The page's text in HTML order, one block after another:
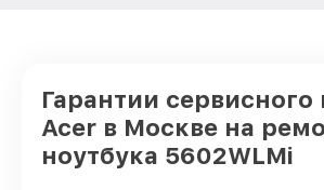
Гарантии сервисного
Acer в Москве на
ноутбука 5602WLMi